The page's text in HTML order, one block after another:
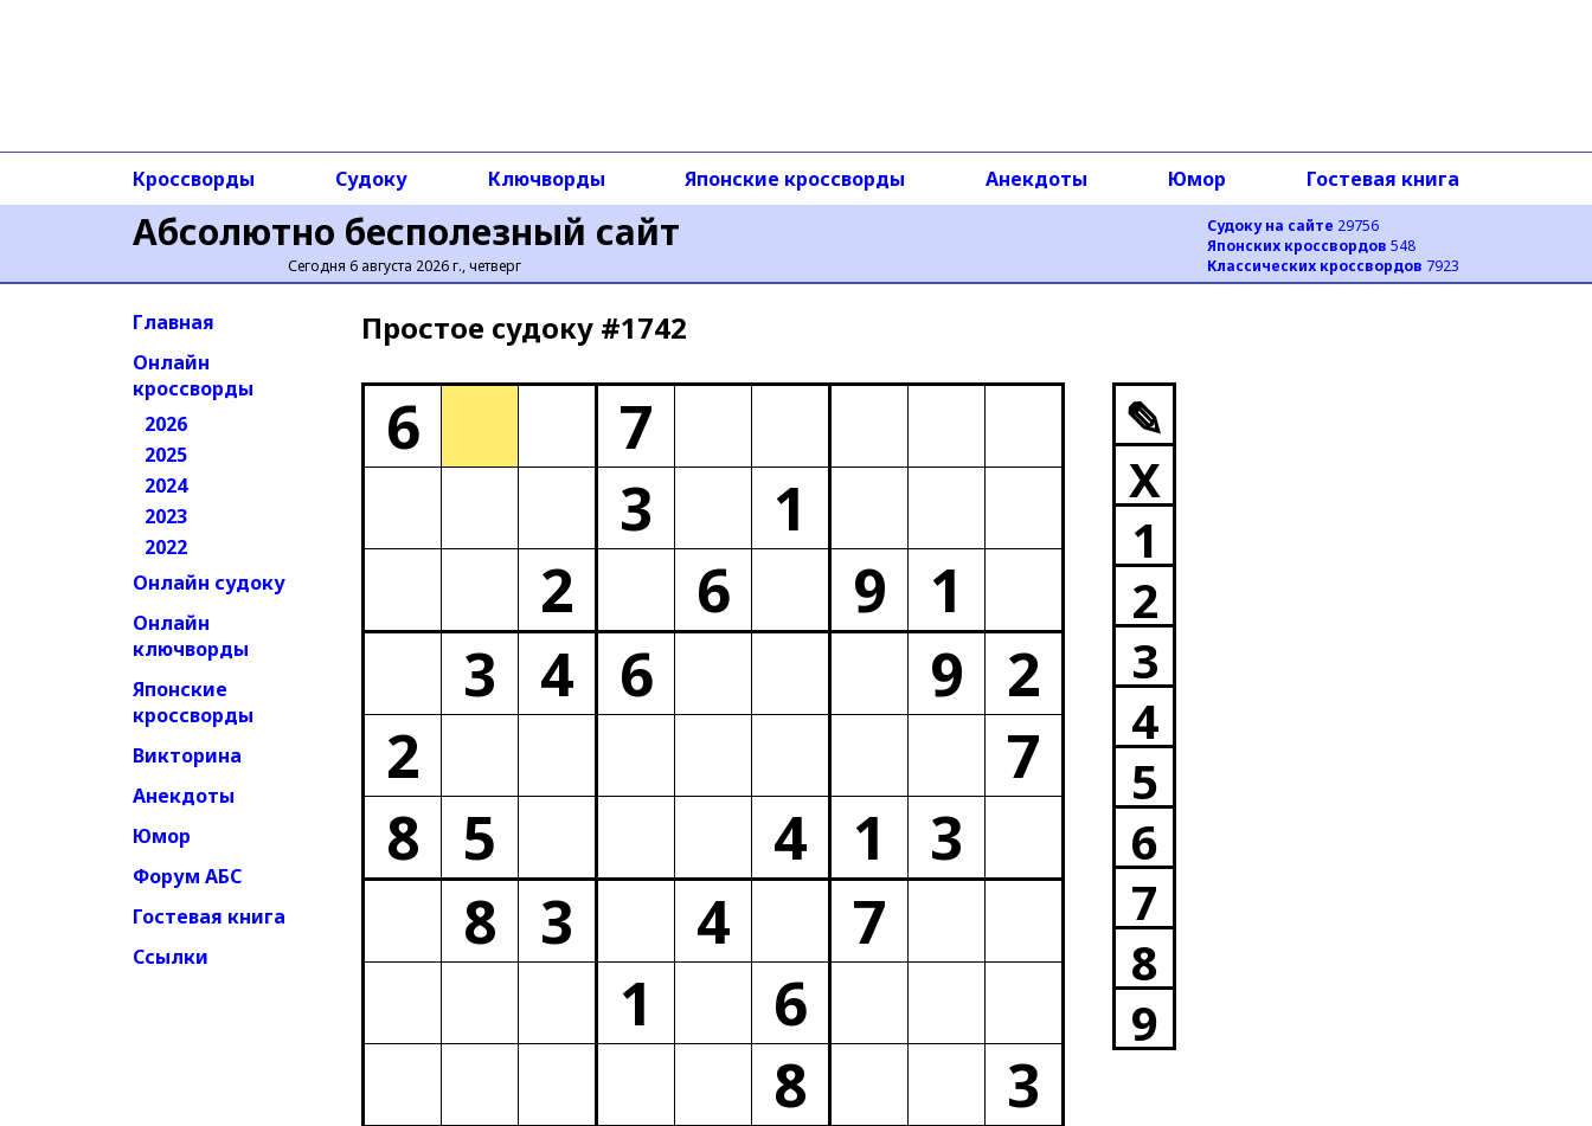
Абсолютно бесполезный сайт
Сегодня 6 августа 2026 г., четверг
Судоку на сайте 29756
Японских кроссвордов 548
Классических кроссвордов 7923
Кроссворды Судоку Ключворды Японские кроссворды Анекдоты Юмор Гостевая книга
Главная
Онлайн
кроссворды
2026
2025
2024
2023
2022
Онлайн судоку
Онлайн
ключворды
Японские
кроссворды
Викторина
Анекдоты
Юмор
Форум АБС
Гостевая книга
Ссылки
Простое cудоку #1742
6
7
3
1
2
6 9
1
3 4 6 9 2
2
7
8 5 4 1
3
8 3 4
7
1
6
8
3
✎
X
1
2
3
4
5
6
7
8
9